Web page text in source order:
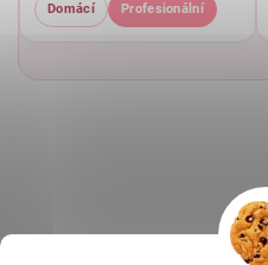
Domácí Profesionální